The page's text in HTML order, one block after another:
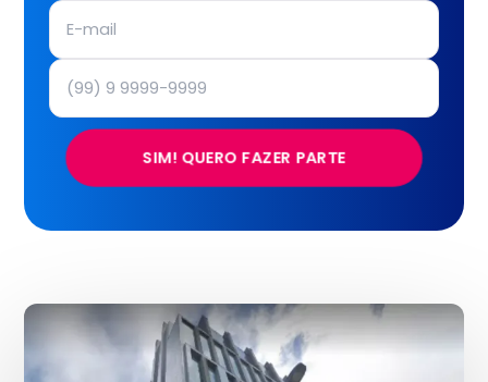
SIM! QUERO FAZER PARTE